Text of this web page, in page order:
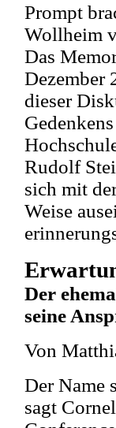
Prompt
Wollheim
Das
Dezember
dieser
Rudolf
sich mit
Weise
Der
seine
Von
Der Name
sagt